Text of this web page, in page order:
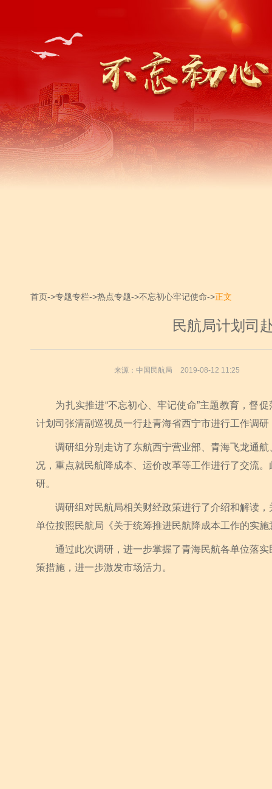
首页->专题专栏->热点专题->不忘初心牢记使命->正文
民航局计划司
来源：中国民航局 2019-08-12 11:25
为扎实推进“不忘初心、牢记使命”主题教育，督促
计划司张清副巡视员一行赴青海省西宁市进行工作调
调研组分别走访了东航西宁营业部、青海飞龙通航
况，重点就民航降成本、运价改革等工作进行了交流
研。
调研组对民航局相关财经政策进行了介绍和解读，
单位按照民航局《关于统筹推进民航降成本工作的实
通过此次调研，进一步掌握了青海民航各单位落实
策措施，进一步激发市场活力。